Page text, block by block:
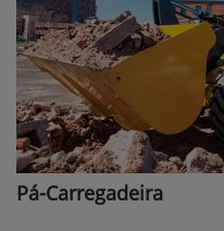
Pá-Carregadeira